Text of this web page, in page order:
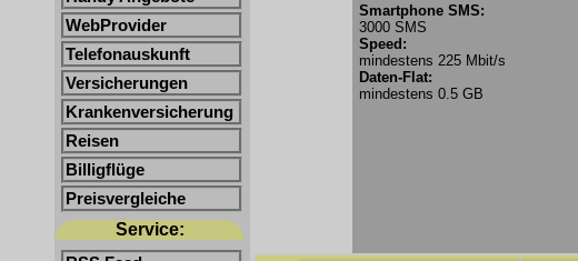
WebProvider
Telefonauskunft
Versicherungen
Krankenversicherung
Reisen
Billigflüge
Preisvergleiche
Service:
Smartphone SMS:
3000 SMS
Speed:
mindestens 225 Mbit/s
Daten-Flat:
mindestens 0.5 GB